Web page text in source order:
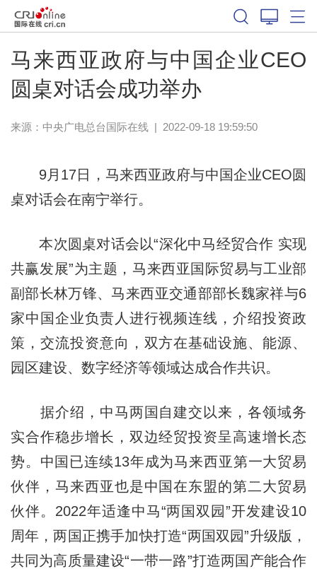
马来西亚政府与中国企业CEO
圆桌对话会成功举办
来源：中央广电总台国际在线| 2022-09-18 19:59:50
9月17日，马来西亚政府与中国企业CEO圆
桌对话会在南宁举行。
本次圆桌对话会以“深化中马经贸合作 实现
共赢发展”为主题，马来西亚国际贸易与工业部
副部长林万锋、马来西亚交通部部长魏家祥与6
家中国企业负责人进行视频连线，介绍投资政
策，交流投资意向，双方在基础设施、能源、
园区建设、数字经济等领域达成合作共识。
据介绍，中马两国自建交以来，各领域务
实合作稳步增长，双边经贸投资呈高速增长态
势。中国已连续13年成为马来西亚第一大贸易
伙伴，马来西亚也是中国在东盟的第二大贸易
伙伴。2022年适逢中马“两国双园”开发建设10
周年，两国正携手加快打造“两国双园”升级版，
共同为高质量建设“一带一路”打造两国产能合作